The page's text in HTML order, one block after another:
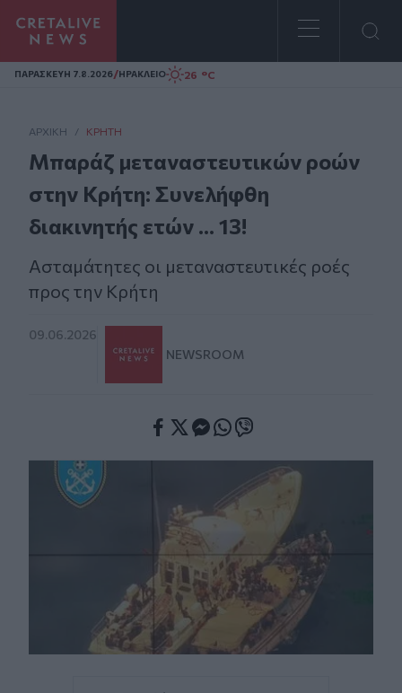
Homepage
ΠΑΡΑΣΚΕΥΗ 7.8.2026/ΗΡΑΚΛΕΙΟ 26 °C
ΑΡΧΙΚΗ / ΚΡΉΤΗ
Μπαράζ μεταναστευτικών ροών
στην Κρήτη: Συνελήφθη
διακινητής ετών ... 13!
Ασταμάτητες οι μεταναστευτικές ροές
προς την Κρήτη
09.06.2026
NEWSROOM